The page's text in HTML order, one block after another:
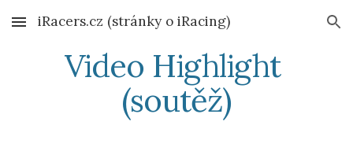
Skip to main content Skip to navigation
iRacers.cz (stránky o iRacing)
Video Highlight
(soutěž)